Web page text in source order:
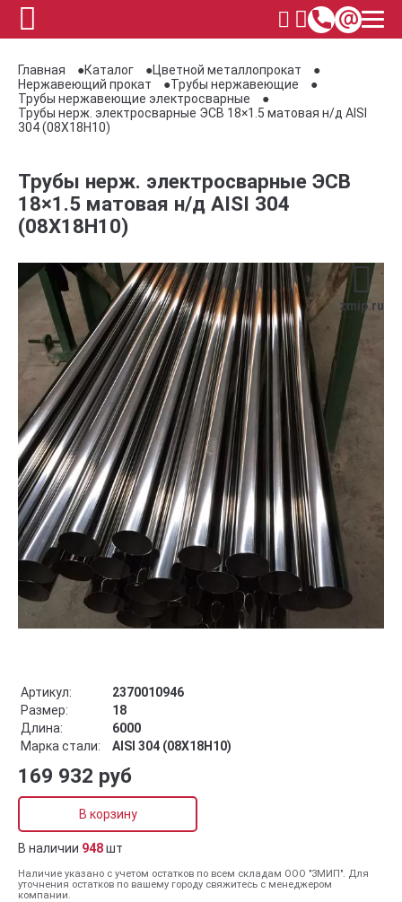
Главная Каталог
Цветной металлопрокат
Нержавеющий прокат
Трубы нержавеющие
Трубы нержавеющие электросварные
Трубы нерж. электросварные ЭСВ 18×1.5 матовая н/д AISI
304 (08Х18Н10)
Трубы нерж. электросварные ЭСВ
18×1.5 матовая н/д AISI 304
(08Х18Н10)
zmip.ru
Артикул:
2370010946
Размер:
18
Длина:
6000
Марка стали:
AISI 304 (08Х18Н10)
169 932 руб
В корзину
В наличии 948шт
Наличие указано с учетом остатков по всем складам ООО "ЗМИП". Для
уточнения остатков по вашему городу свяжитесь с менеджером
компании.